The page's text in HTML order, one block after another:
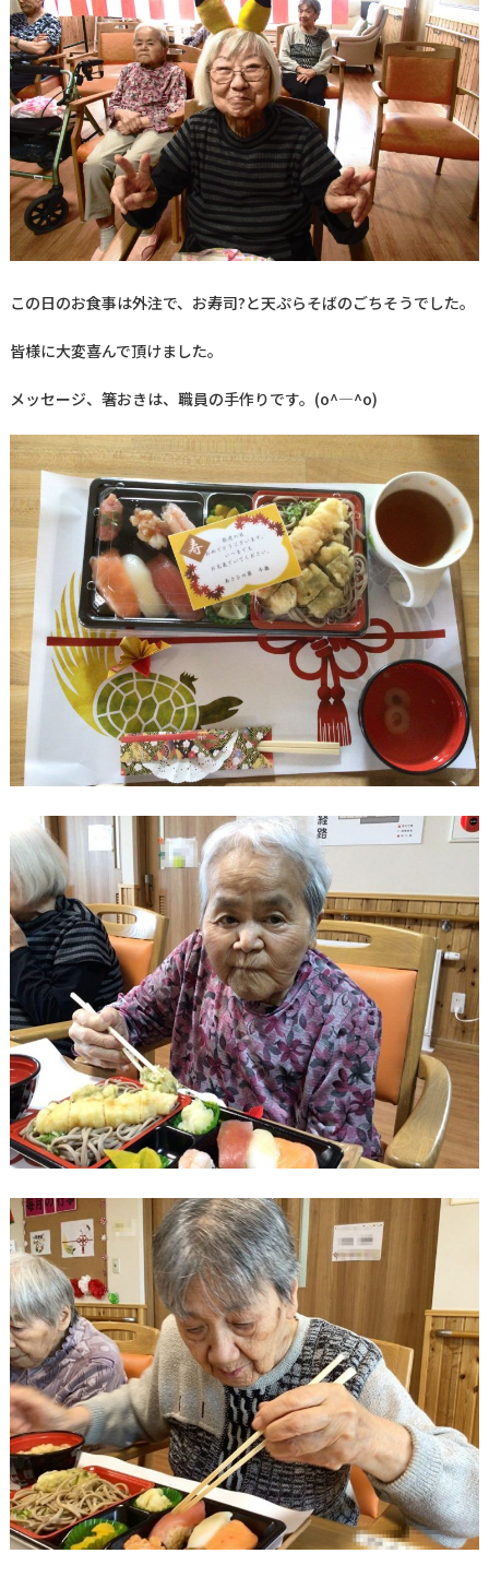
この日のお食事は外注で、お寿司?と天ぷらそばのごちそうでした。
皆様に大変喜んで頂けました。
メッセージ、箸おきは、職員の手作りです。(o^―^o)